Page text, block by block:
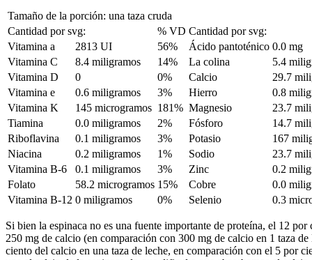
Tamaño de la porción: una taza cruda
Cantidad por svg:
% VD Cantidad por svg:
Vitamina a
2813 UI 56% Ácido pantoténico 0.0 mg
Vitamina C
8.4 miligramos 14% La colina
5.4
Vitamina D
0 0% Calcio
29.7
Vitamina e
0.6 miligramos 3% Hierro
0.8
Vitamina K
145 microgramos 181% Magnesio
23.7
Tiamina
0.0 miligramos 2% Fósforo
14.7
Riboflavina
0.1 miligramos 3% Potasio
167
Niacina
0.2 miligramos 1% Sodio
23.7
Vitamina B-6
0.1 miligramos 3% Zinc
0.2
Folato
58.2 microgramos 15% Cobre
0.0
Vitamina B-12 0 miligramos 0% Selenio 0.3
Si bien la espinaca no es una fuente importante de proteína, el 12
250 mg de calcio (en comparación con 300 mg de calcio en 1 taza
ciento del calcio en una taza de leche, en comparación con el 5 por